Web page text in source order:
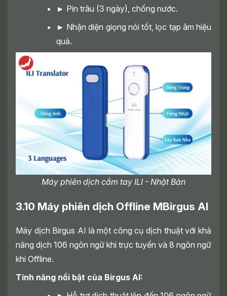
► Pin trâu (3 ngày), chống nước.
► Nhận diện giọng nói tốt, lọc tạp âm hiệu
quả.
Máy phiên dịch cầm tay ILI - Nhật Bản
3.10 Máy phiên dịch Offline MBirgus AI
Máy dịch Birgus AI là một công cụ dịch thuật với khả
năng dịch 106 ngôn ngữ khi trực tuyến và 8 ngôn ngữ
khi Offline.
Tính năng nổi bật của Birgus AI: